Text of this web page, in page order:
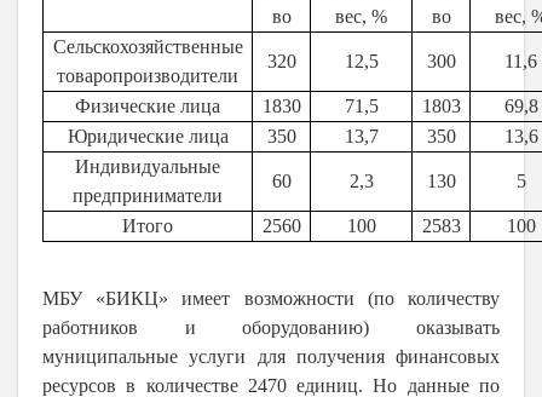
во
вес, %
во
вес,
Сельскохозяйственные
товаропроизводители
320 12,5 300 11,6
Физические лица 1830 71,5 1803
69,8
Юридические лица
350 13,7 350
13,6
Индивидуальные
предприниматели
60 2,3 130 5
Итого 2560 100 2583 100
МБУ «БИКЦ» имеет возможности (по количеству
работников и оборудованию) оказывать
муниципальные услуги для получения финансовых
ресурсов в количестве 2470 единиц. Но данные по